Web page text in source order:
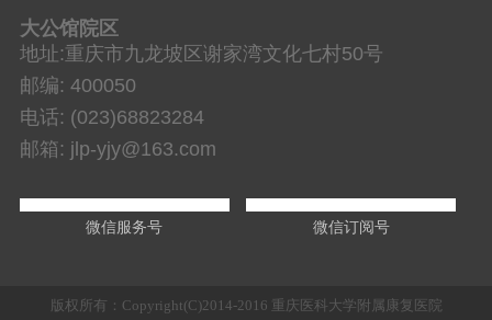
大公馆院区
地址:重庆市九龙坡区谢家湾文化七村50号
邮编: 400050
电话: (023)68823284
邮箱: jlp-yjy@163.com
微信服务号 微信订阅号
版权所有：Copyright(C)2014-2016 重庆医科大学附属康复医院